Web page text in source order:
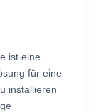
ist eine
für eine
installieren